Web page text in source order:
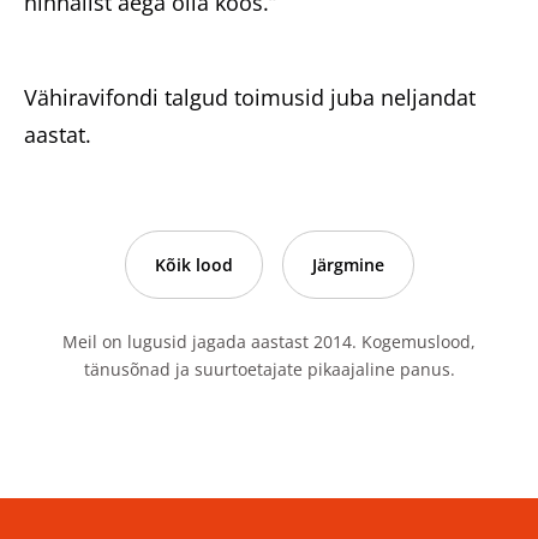
Vähiravifondi talgud toimusid juba neljandat
aastat.
Kõik lood Järgmine
Meil on lugusid jagada aastast 2014. Kogemuslood,
tänusõnad ja suurtoetajate pikaajaline panus.